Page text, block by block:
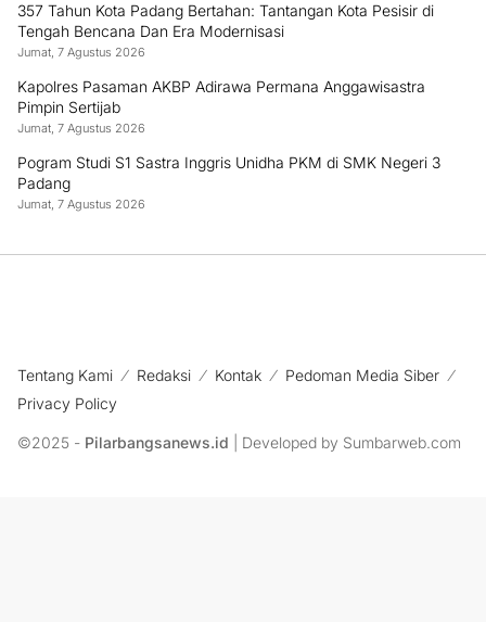
357 Tahun Kota Padang Bertahan: Tantangan Kota Pesisir di
Tengah Bencana Dan Era Modernisasi
Jumat, 7 Agustus 2026
Kapolres Pasaman AKBP Adirawa Permana Anggawisastra
Pimpin Sertijab
Jumat, 7 Agustus 2026
Pogram Studi S1 Sastra Inggris Unidha PKM di SMK Negeri 3
Padang
Jumat, 7 Agustus 2026
Tentang Kami Redaksi Kontak
Pedoman Media Siber
Privacy Policy
©2025 - Pilarbangsanews.id | Developed by Sumbarweb.com